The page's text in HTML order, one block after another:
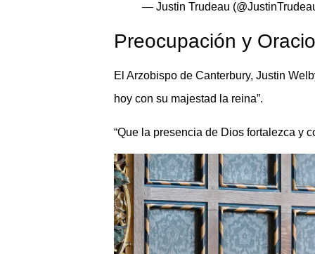
— Justin Trudeau
Preocupación y
El Arzobispo de Canterbury, Justin
hoy con su majestad la reina”.
“Que la presencia de Dios fortalezca y